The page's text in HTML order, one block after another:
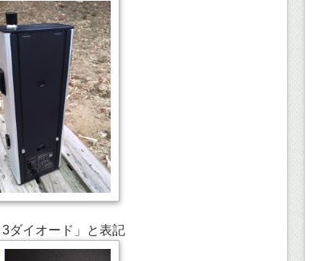
ダイオード」と表記